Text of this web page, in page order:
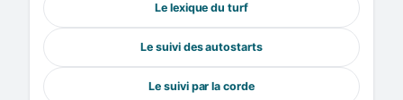
Le lexique du turf
Le suivi des autostarts
Le suivi par la corde